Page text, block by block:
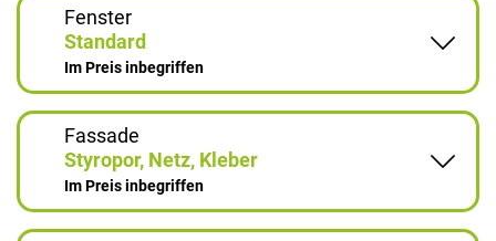
Fenster
Standard
Im Preis inbegriffen
Fassade
Styropor, Netz, Kleber
Im Preis inbegriffen